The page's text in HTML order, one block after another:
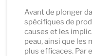
Avant de plonger
spécifiques de
causes et les
peau, ainsi que les
plus efficaces. Par